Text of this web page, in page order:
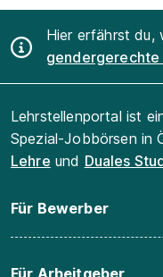
Hier erfährst du,
gendergerechte
Lehrstellenportal ist
Spezial-Jobbörsen in
Lehre und Duales
Für Bewerber
Für Arbeitgeber